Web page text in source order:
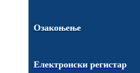
Озакоњење
Електронски регистар